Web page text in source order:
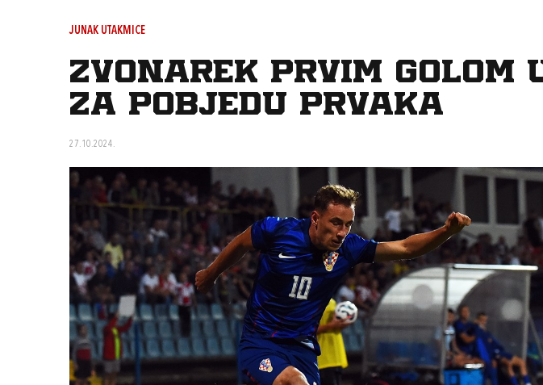
JUNAK UTAKMICE
Zvonarek prvim golom
za pobjedu prvaka
27.10.2024.